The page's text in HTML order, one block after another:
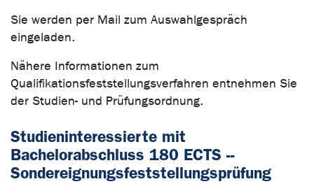
Sie werden per Mail zum Auswahlgespräch
eingeladen.
Nähere Informationen zum
Qualifikationsfeststellungsverfahren entnehmen Sie
der Studien- und Prüfungsordnung.
Studieninteressierte mit
Bachelorabschluss 180 ECTS --
Sondereignungsfeststellungsprüfung